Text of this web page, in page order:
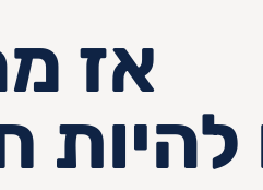
אז
להיות